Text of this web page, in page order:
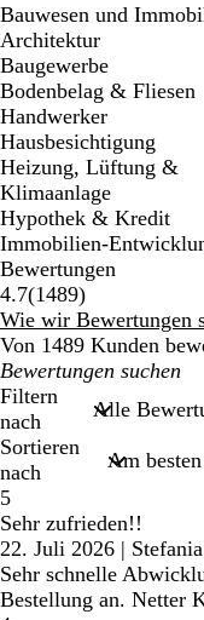
Bauwesen und
Architektur
Baugewerbe
Bodenbelag & Fliesen
Handwerker
Hausbesichtigung
Heizung, Lüftung &
Klimaanlage
Hypothek & Kredit
Immobilien-
Bewertungen
4.7(14891489
Bewertungen
)
Wie wir Bewertungen
Von 1489 Kunden
Meine
Sucheingaben
Filtern
nach
Sortieren
nach
5
Sehr zufrieden!!
22. Juli 2026 |
Sehr schnelle
Bestellung an. Netter